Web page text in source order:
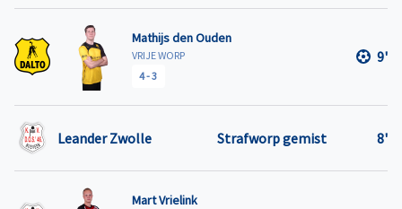
Mathijs den Ouden
VRIJE WORP
4-3
9'
Leander Zwolle Strafworp gemist 8'
Mart Vrielink